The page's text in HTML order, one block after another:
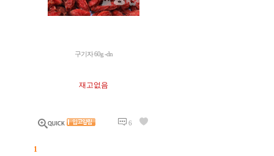
구기자 60g -dn
재고없음
6
1